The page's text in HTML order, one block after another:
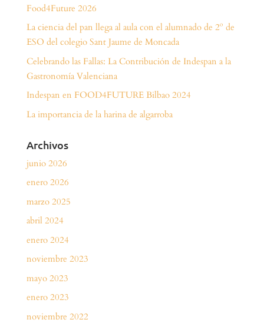
Food4Future 2026
La ciencia del pan llega al aula con el alumnado de 2º de
ESO del colegio Sant Jaume de Moncada
Celebrando las Fallas: La Contribución de Indespan a la
Gastronomía Valenciana
Indespan en FOOD4FUTURE Bilbao 2024
La importancia de la harina de algarroba
Archivos
junio 2026
enero 2026
marzo 2025
abril 2024
enero 2024
noviembre 2023
mayo 2023
enero 2023
noviembre 2022